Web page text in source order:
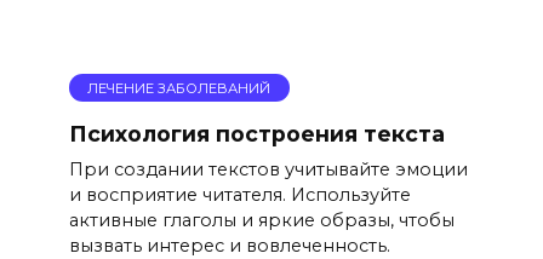
ЛЕЧЕНИЕ ЗАБОЛЕВАНИЙ
Психология построения текста
При создании текстов учитывайте эмоции
и восприятие читателя. Используйте
активные глаголы и яркие образы, чтобы
вызвать интерес и вовлеченность.